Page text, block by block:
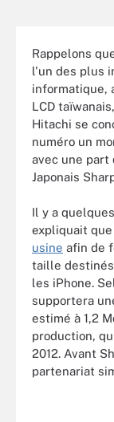
Rappelons
l'un des plus
informatique,
LCD
Hitachi se
numéro un
avec une part
Japonais
Il y a
expliquait
usine afin de
taille
les iPhone.
supportera
estimé à 1,2
production,
2012. Avant
partenariat